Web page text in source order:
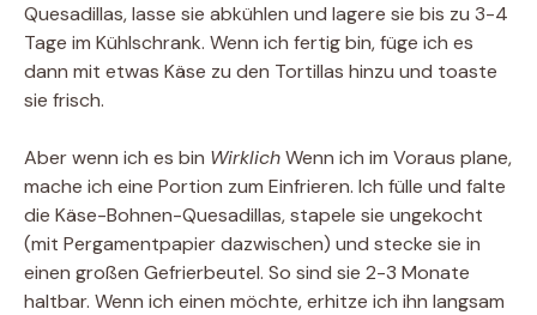
Quesadillas, lasse sie abkühlen und lagere sie bis zu 3-4
Tage im Kühlschrank. Wenn ich fertig bin, füge ich es
dann mit etwas Käse zu den Tortillas hinzu und toaste
sie frisch.
Aber wenn ich es bin WirklichWenn ich im Voraus plane,
mache ich eine Portion zum Einfrieren. Ich fülle und falte
die Käse-Bohnen-Quesadillas, stapele sie ungekocht
(mit Pergamentpapier dazwischen) und stecke sie in
einen großen Gefrierbeutel. So sind sie 2-3 Monate
haltbar. Wenn ich einen möchte, erhitze ich ihn langsam